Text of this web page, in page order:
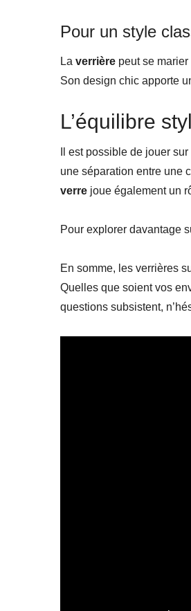
Pour un style
La verrière peut se
Son design chic apporte
L’équilibre
Il est possible de jouer
une séparation entre une
verre joue également un
Pour explorer davantage
En somme, les verrières
Quelles que soient vos
questions subsistent,